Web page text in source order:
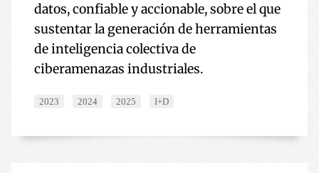
datos, confiable y accionable, sobre el que
sustentar la generación de herramientas
de inteligencia colectiva de
ciberamenazas industriales.
2023 2024 2025 I+D